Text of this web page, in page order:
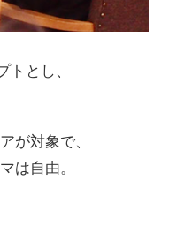
とし、
が対象で、
は自由。